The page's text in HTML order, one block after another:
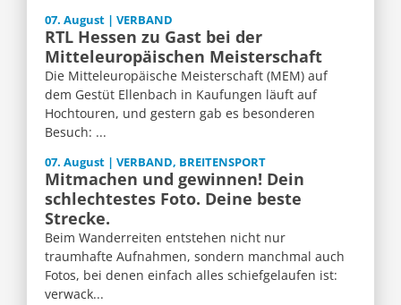
07. August | VERBAND
RTL Hessen zu Gast bei der
Mitteleuropäischen Meisterschaft
Die Mitteleuropäische Meisterschaft (MEM) auf
dem Gestüt Ellenbach in Kaufungen läuft auf
Hochtouren, und gestern gab es besonderen
Besuch: ...
07. August | VERBAND, BREITENSPORT
Mitmachen und gewinnen! Dein
schlechtestes Foto. Deine beste
Strecke.
Beim Wanderreiten entstehen nicht nur
traumhafte Aufnahmen, sondern manchmal auch
Fotos, bei denen einfach alles schiefgelaufen ist:
verwack...